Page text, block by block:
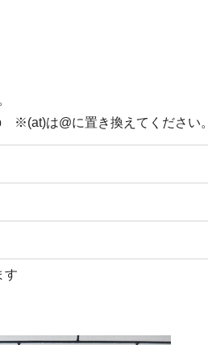
※(at)は@に置き換えてください。
す